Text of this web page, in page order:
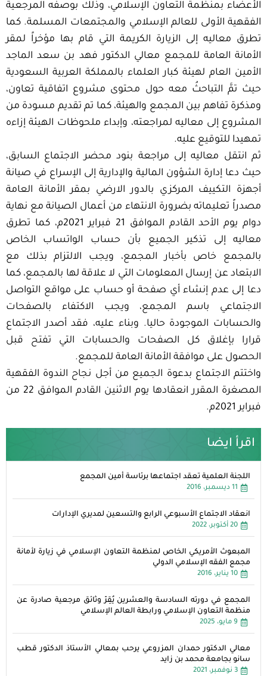
الأعضاء بمنظمة التعاون الإسلامي، وذلك بوصفه المرجعية
الفقهية الأولى للعالم الإسلامي والمجتمعات المسلمة. كما
تطرق معاليه إلى الزيارة الكريمة التي قام بها مؤخراً لمقر
الأمانة العامة للمجمع معالي الدكتور فهد بن سعد الماجد
الأمين العام لهيئة كبار العلماء بالمملكة العربية السعودية
حيث تمَّ التباحثُ معه حول محتوى مشروع اتفاقية تعاون،
ومذكرة تفاهم بين المجمع والهيئة، كما تم تقديم مسودة من
المشروع إلى معاليه لمراجعته، وإبداء ملحوظات الهيئة إزاءه
تمهيدا للتوقيع عليه.
ثم انتقل معاليه إلى مراجعة بنود محضر الاجتماع السابق،
حيث دعا إدارة الشؤون المالية والإدارية إلى الإسراع في صيانة
أجهزة التكييف المركزي بالدور الارضي بمقر الأمانة العامة
مصدراً تعليماته بضرورة الانتهاء من أعمال الصيانة مع نهاية
دوام يوم الأحد القادم الموافق 21 فبراير 2021م، كما تطرق
معاليه إلى تذكير الجميع بأن حساب الواتساب الخاص
بالمجمع خاص بأخبار المجمع، ويجب الالتزام بذلك مع
الابتعاد عن إرسال المعلومات التي لا علاقة لها بالمجمع، كما
دعا إلى عدم إنشاء أي صفحة أو حساب على مواقع التواصل
الاجتماعي باسم المجمع، ويجب الاكتفاء بالصفحات
والحسابات الموجودة حاليا. وبناء عليه، فقد أصدر الاجتماع
قرارا بإغلاق كل الصفحات والحسابات التي تفتح قبل
الحصول على موافقة الأمانة العامة للمجمع.
واختتم الاجتماع بدعوة الجميع من أجل نجاح الندوة الفقهية
المصغرة المقرر انعقادها يوم الاثنين القادم الموافق 22 من
فبراير 2021م.
اقرأ ايضا
اللجنة العلمية تعقد اجتماعها برئاسة أمين المجمع
11 ديسمبر، 2016
انعقاد الاجتماع الأسبوعي الرابع والتسعين لمديري الإدارات
20 أكتوبر، 2022
المبعوث الأمريكي الخاص لمنظمة التعاون الإسلامي في زيارة لأمانة
مجمع الفقه الإسلامي الدولي
10 يناير، 2016
المجمع في دورته السادسة والعشرين يُقِرّ وثائق مرجعية صادرة عن
منظمة التعاون الإسلامي ورابطة العالم الإسلامي
9 مايو، 2025
معالي الدكتور حمدان المزروعي يرحب بمعالي الأستاذ الدكتور قطب
سانو بجامعة محمد بن زايد
3 نوفمبر، 2021